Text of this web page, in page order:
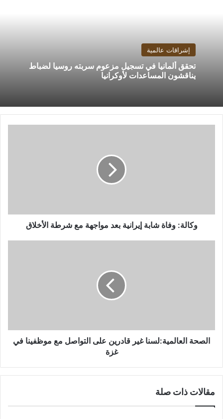
إشراقات عالمية
تحقق ألمانيا في تسجيل مزعوم سربته روسيا لضباط
يناقشون المساعدات لأوكرانيا
الأخلاق
وكالة: وفاة شابة إيرانية بعد مواجهة مع شرطة الأخلاق
في
غزة
الصحة العالمية:لسنا غير قادرين على التواصل مع موظفينا في
غزة
مقالات ذات صلة